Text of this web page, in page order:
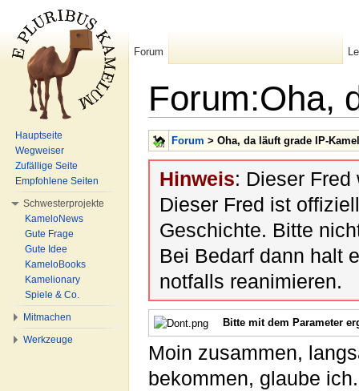
Forum:Oha,
Forum > Oha, da läuft grade IP-Kamel
Hinweis: Dieser
Dieser Fred ist
Geschichte. Bitte
Bei Bedarf dann halt
notfalls reanimieren.
Bitte mit dem Parameter
Moin zusammen,
bekommen, glaube
Forum
Hauptseite
Wegweiser
Zufällige Seite
Empfohlene Seiten
Schwesterprojekte
KameloNews
Gute Frage
Gute Idee
KameloBooks
Kamelionary
Spiele & Co.
Mitmachen
Werkzeuge